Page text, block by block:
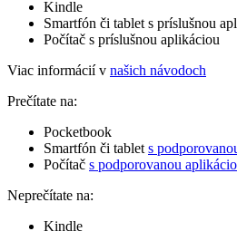
Kindle
Smartfón či tablet s príslušnou
Počítač s príslušnou aplikáciou
Viac informácií v našich návodoch
Prečítate na:
Pocketbook
Smartfón či tablet s
Počítač s podporovanou
Neprečítate na:
Kindle